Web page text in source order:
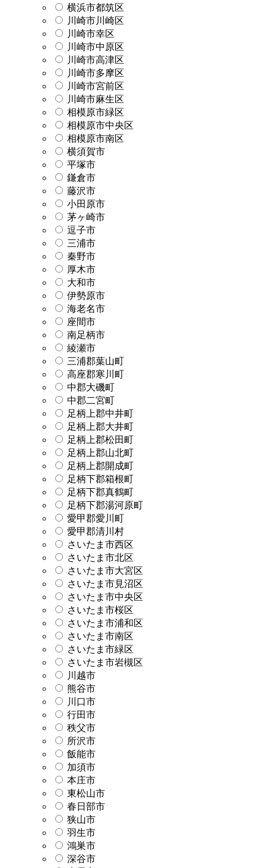
横浜市都筑区
川崎市川崎区
川崎市幸区
川崎市中原区
川崎市高津区
川崎市多摩区
川崎市宮前区
川崎市麻生区
相模原市緑区
相模原市中央区
相模原市南区
横須賀市
平塚市
鎌倉市
藤沢市
小田原市
茅ヶ崎市
逗子市
三浦市
秦野市
厚木市
大和市
伊勢原市
海老名市
座間市
南足柄市
綾瀬市
三浦郡葉山町
高座郡寒川町
中郡大磯町
中郡二宮町
足柄上郡中井町
足柄上郡大井町
足柄上郡松田町
足柄上郡山北町
足柄上郡開成町
足柄下郡箱根町
足柄下郡真鶴町
足柄下郡湯河原町
愛甲郡愛川町
愛甲郡清川村
さいたま市西区
さいたま市北区
さいたま市大宮区
さいたま市見沼区
さいたま市中央区
さいたま市桜区
さいたま市浦和区
さいたま市南区
さいたま市緑区
さいたま市岩槻区
川越市
熊谷市
川口市
行田市
秩父市
所沢市
飯能市
加須市
本庄市
東松山市
春日部市
狭山市
羽生市
鴻巣市
深谷市